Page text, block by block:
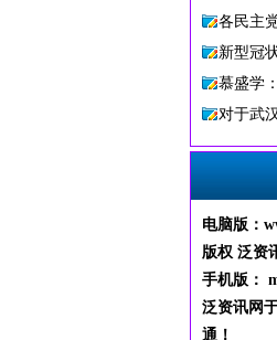
各民主
新型冠
慕盛学
对于武
电脑版：
版权 泛资
手机版：
泛资讯网
通 ！